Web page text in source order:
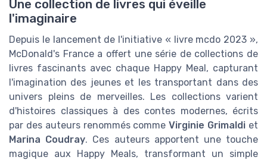
Une collection de livres qui éveille
l'imaginaire
Depuis le lancement de l'initiative « livre mcdo 2023 »,
McDonald's France a offert une série de collections de
livres fascinants avec chaque Happy Meal, capturant
l'imagination des jeunes et les transportant dans des
univers pleins de merveilles. Les collections varient
d'histoires classiques à des contes modernes, écrits
par des auteurs renommés commeVirginie Grimaldi et
Marina Coudray. Ces auteurs apportent une touche
magique aux Happy Meals, transformant un simple